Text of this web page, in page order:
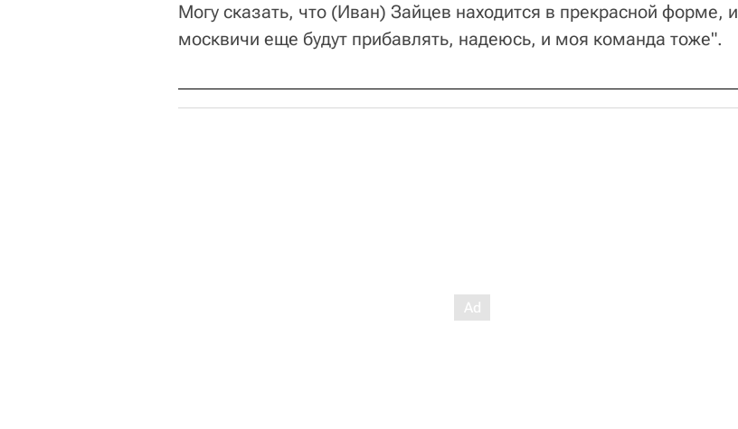
Могу сказать, что (Иван) Зайцев находится в прекрасной форме, и
москвичи еще будут прибавлять, надеюсь, и моя команда тоже".